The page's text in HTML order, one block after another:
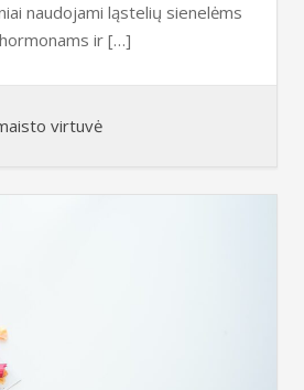
naudojami ląstelių sienelėms
ir […]
virtuvė